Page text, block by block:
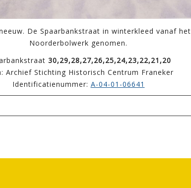
De Spaarbankstraat in winterkleed vanaf het
Noorderbolwerk genomen.
30,29,28,27,26,25,24,23,22,21,20
Archief Stichting Historisch Centrum Franeker
Identificatienummer: A-04-01-06641